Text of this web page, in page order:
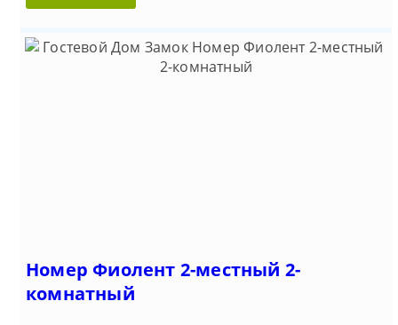
Номер Фиолент 2-местный 2-
комнатный